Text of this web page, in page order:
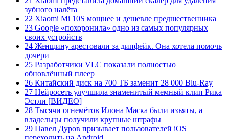
зубного налёта
22 Xiaomi Mi 10S мощнее и дешевле предшественника
23 Google «похоронила» одно из самых популярных
своих устройств
24 Женщину арестовали за дипфейк. Она хотела помочь
дочери
25 Разработчики VLC показали полностью
обновлённый плеер
26 Китайский диск на 700 ТБ заменит 28 000 Blu-Ray
27 Нейросеть улучшила знаменитый мемный клип Рика
Эстли [ВИДЕО]
28 Тысячи огнемётов Илона Маска были изъяты, а
владельцы получили крупные штрафы
29 Павел Дуров призывает пользователей iOS